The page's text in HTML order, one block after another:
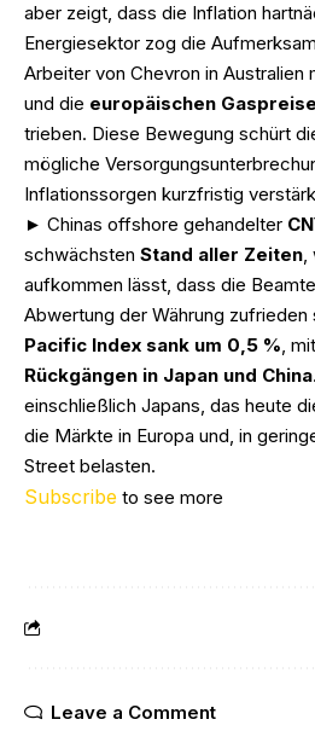
aber zeigt, dass die Inflation
Energiesektor zog die
Arbeiter von Chevron in Australien
und die europäischen Gaspreise
trieben. Diese Bewegung schürt
mögliche
Inflationssorgen kurzfristig
► Chinas offshore gehandelter
schwächsten Stand aller Zeiten,
aufkommen lässt, dass die
Abwertung der Währung zufrieden
Pacific Index sank um 0,5 %, mit
Rückgängen in Japan und China
einschließlich Japans, das heute
die Märkte in Europa und, in
Street belasten.
Subscribe to see more
Leave a Comment